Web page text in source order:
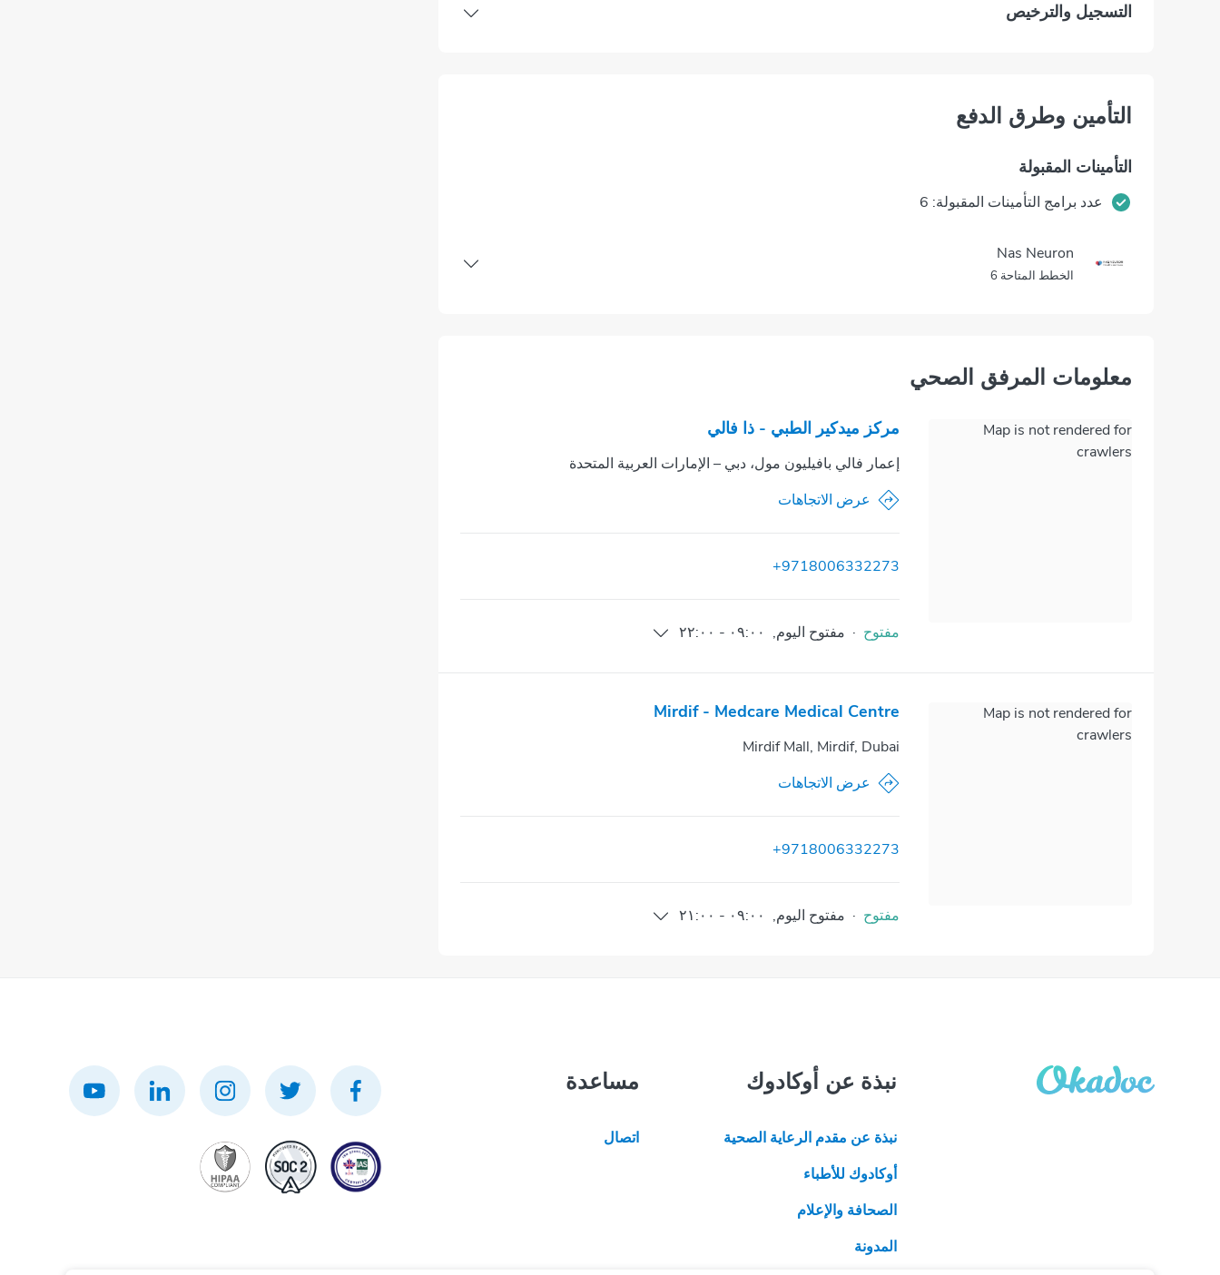
التسجيل والترخيص
التأمين وطرق الدفع
التأمينات المقبولة
عدد برامج التأمينات المقبولة: 6
Nas Neuron
الخطط المتاحة 6
معلومات المرفق الصحي
Map is not rendered for
crawlers
مركز ميدكير الطبي - ذا فالي
إعمار فالي بافيليون مول، دبي – الإمارات العربية المتحدة
عرض الاتجاهات
+9718006332273
مفتوح · مفتوح اليوم, ٠٩:٠٠ - ٢٢:٠٠
Map is not rendered for
crawlers
Mirdif - Medcare Medical Centre
Mirdif Mall, Mirdif, Dubai
عرض الاتجاهات
+9718006332273
مفتوح · مفتوح اليوم, ٠٩:٠٠ - ٢١:٠٠
نبذة عن أوكادوك
نبذة عن مقدم الرعاية الصحية
أوكادوك للأطباء
الصحافة والإعلام
المدونة
مساعدة
اتصال